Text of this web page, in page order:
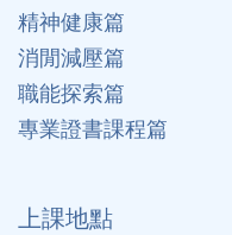
精神健康篇
消閒減壓篇
職能探索篇
專業證書課程篇
上課地點